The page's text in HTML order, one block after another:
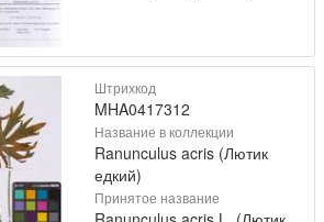
Штрихкод
MHA0417312
Название в коллекции
Ranunculus acris (Лютик
едкий)
Принятое название